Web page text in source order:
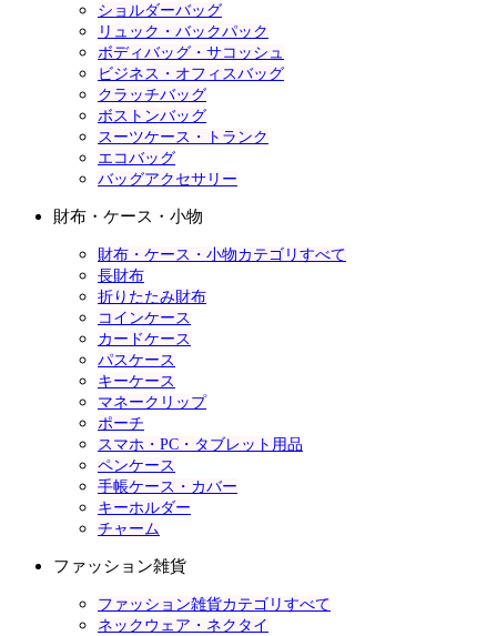
ショルダーバッグ
リュック・バックパック
ボディバッグ・サコッシュ
ビジネス・オフィスバッグ
クラッチバッグ
ボストンバッグ
スーツケース・トランク
エコバッグ
バッグアクセサリー
財布・ケース・小物
財布・ケース・小物カテゴリすべて
長財布
折りたたみ財布
コインケース
カードケース
パスケース
キーケース
マネークリップ
ポーチ
スマホ・PC・タブレット用品
ペンケース
手帳ケース・カバー
キーホルダー
チャーム
ファッション雑貨
ファッション雑貨カテゴリすべて
ネックウェア・ネクタイ